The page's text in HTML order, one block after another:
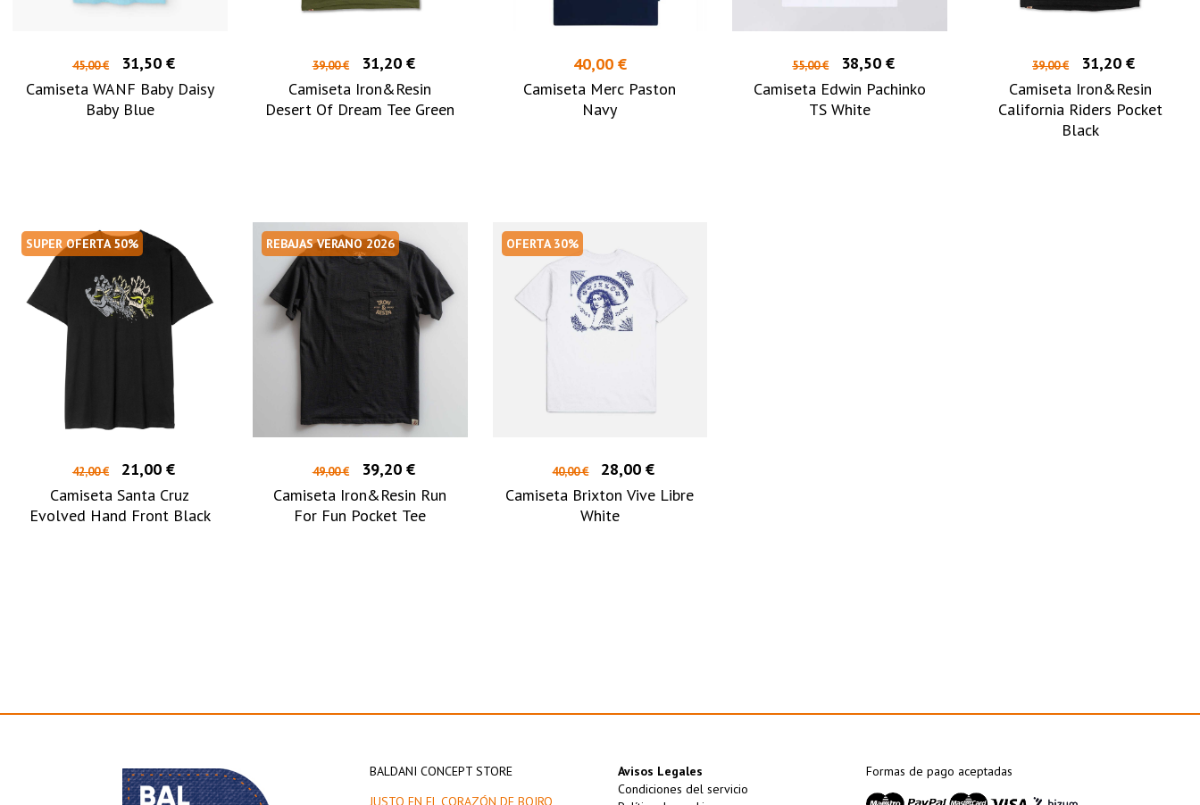
45,00 €
31,50 €
Camiseta WANF Baby Daisy
Baby Blue
39,00 €
31,20 €
Camiseta Iron&Resin
Desert Of Dream Tee Green
40,00 €
Camiseta Merc Paston
Navy
55,00 €
38,50 €
Camiseta Edwin Pachinko
TS White
39,00 €
31,20 €
Camiseta Iron&Resin
California Riders Pocket
Black
SUPER OFERTA 50%
42,00 €
21,00 €
Camiseta Santa Cruz
Evolved Hand Front Black
REBAJAS VERANO 2026
49,00 €
39,20 €
Camiseta Iron&Resin Run
For Fun Pocket Tee
OFERTA 30%
40,00 €
28,00 €
Camiseta Brixton Vive Libre
White
BALDANI CONCEPT STORE
JUSTO EN EL CORAZÓN DE BOIRO,
Avisos Legales
Condiciones del servicio
Formas de pago aceptadas